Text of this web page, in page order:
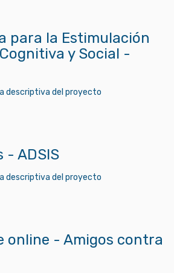
para la Estimulación
y Social -
descriptiva del proyecto
- ADSIS
descriptiva del proyecto
online - Amigos contra